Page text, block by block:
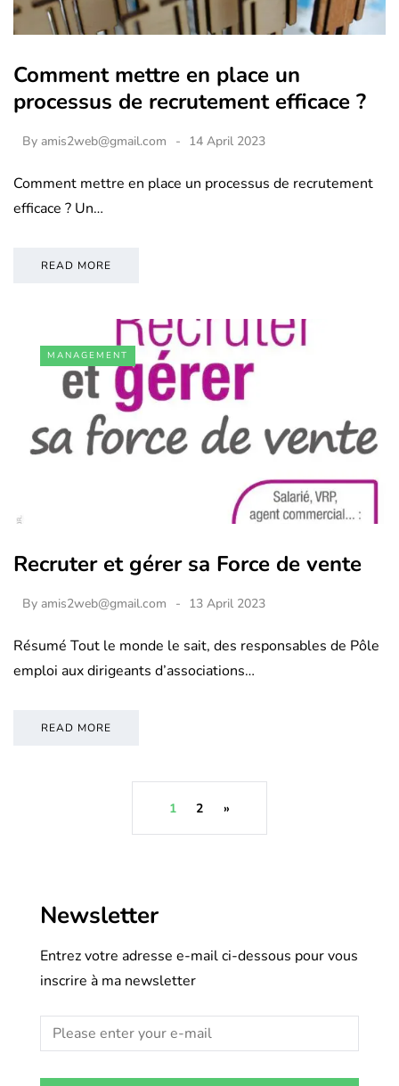
Comment mettre en place un
processus de recrutement efficace ?
By amis2web@gmail.com 14 April 2023
Comment mettre en place un processus de recrutement
efficace ? Un…
READ MORE
MANAGEMENT
Recruter et gérer sa Force de vente
By amis2web@gmail.com 13 April 2023
Résumé Tout le monde le sait, des responsables de Pôle
emploi aux dirigeants d’associations…
READ MORE
1 2 »
Newsletter
Entrez votre adresse e-mail ci-dessous pour vous
inscrire à ma newsletter